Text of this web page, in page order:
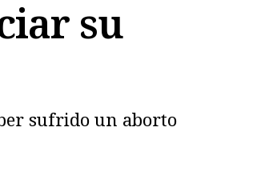
su
sufrido un aborto